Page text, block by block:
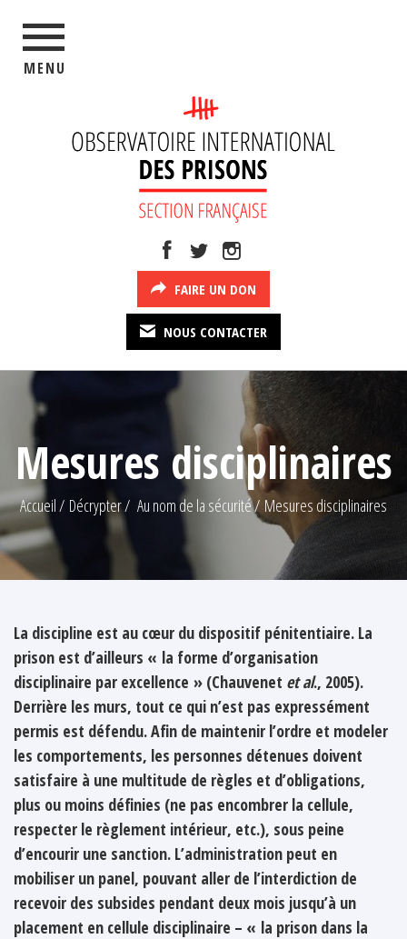
MENU
FAIRE UN DON
NOUS CONTACTER
Mesures disciplinaires
Accueil Décrypter Au nom de la sécurité Mesures disciplinaires
La discipline est au cœur du dispositif pénitentiaire. La
prison est d’ailleurs « la forme d’organisation
disciplinaire par excellence » (Chauvenet et al., 2005).
Derrière les murs, tout ce qui n’est pas expressément
permis est défendu. Afin de maintenir l’ordre et modeler
les comportements, les personnes détenues doivent
satisfaire à une multitude de règles et d’obligations,
plus ou moins définies (ne pas encombrer la cellule,
respecter le règlement intérieur, etc.), sous peine
d’encourir une sanction. L’administration peut en
mobiliser un panel, pouvant aller de l’interdiction de
recevoir des subsides pendant deux mois jusqu’à un
placement en cellule disciplinaire – « la prison dans la